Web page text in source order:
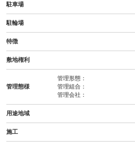
駐車場
駐輪場
特徴
敷地権利
管理態様
管理形態：
管理組合：
管理会社：
用途地域
施工